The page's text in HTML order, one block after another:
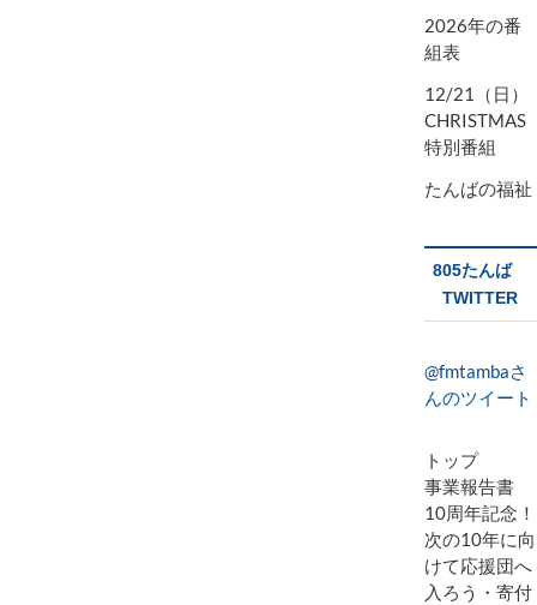
2026年の番
組表
12/21（日）
CHRISTMAS
特別番組
たんばの福祉
805たんば
TWITTER
@fmtambaさ
んのツイート
トップ
事業報告書
10周年記念！
次の10年に向
けて応援団へ
入ろう・寄付